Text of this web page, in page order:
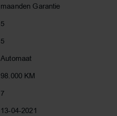
maanden Garantie
5
5
Automaat
98.000 KM
7
13-04-2021